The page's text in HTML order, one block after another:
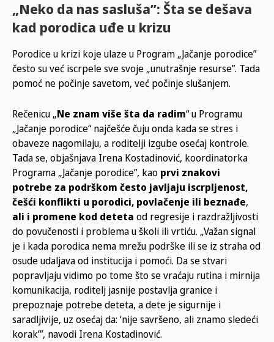
„Neko da nas sasluša”: Šta se dešava
kad porodica uđe u krizu
Porodice u krizi koje ulaze u Program „Jačanje porodice”
često su već iscrpele sve svoje „unutrašnje resurse”. Tada
pomoć ne počinje savetom, već počinje slušanjem.
Rečenicu „Ne znam više šta da radim“ u Programu
„Jačanje porodice“ najčešće čuju onda kada se stres i
obaveze nagomilaju, a roditelji izgube osećaj kontrole.
Tada se, objašnjava Irena Kostadinović, koordinatorka
Programa „Jačanje porodice”, kao prvi znakovi
potrebe za podrškom često javljaju iscrpljenost,
češći konflikti u porodici, povlačenje ili beznađe,
ali i promene kod deteta od regresije i razdražljivosti
do povučenosti i problema u školi ili vrtiću. „Važan signal
je i kada porodica nema mrežu podrške ili se iz straha od
osude udaljava od institucija i pomoći. Da se stvari
popravljaju vidimo po tome što se vraćaju rutina i mirnija
komunikacija, roditelj jasnije postavlja granice i
prepoznaje potrebe deteta, a dete je sigurnije i
saradljivije, uz osećaj da: ‘nije savršeno, ali znamo sledeći
korak’”, navodi Irena Kostadinović.